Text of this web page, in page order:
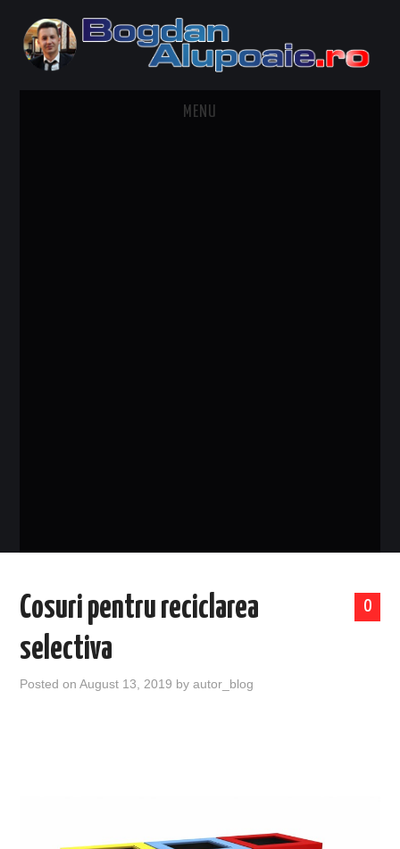
MENU
0
Cosuri pentru reciclarea
selectiva
Posted onAugust 13, 2019 byautor_blog